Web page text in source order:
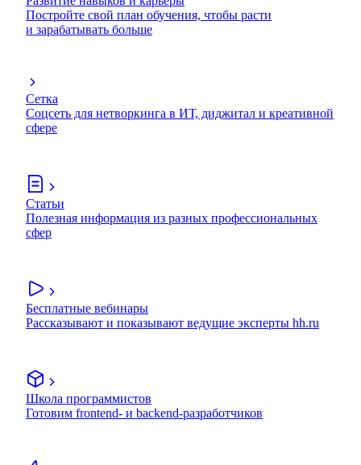
Постройте свой план обучения, чтобы расти
и зарабатывать больше
Сетка
Соцсеть для нетворкинга в ИТ, диджитал и креативной
сфере
Статьи
Полезная информация из разных профессиональных
сфер
Бесплатные вебинары
Рассказывают и показывают ведущие эксперты hh.ru
Школа программистов
Готовим frontend- и backend-разработчиков